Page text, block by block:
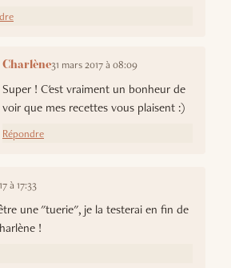
Charlène31 mars 2017 à 08:09
Super ! C'est vraiment un bonheur de
voir que mes recettes vous plaisent :)
Répondre
à 17:33
une "tuerie", je la testerai en fin de
!